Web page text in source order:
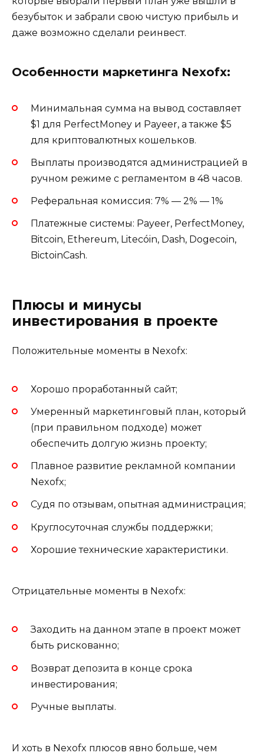
безубыток и забрали свою чистую прибыль и
даже возможно сделали реинвест.
Особенности маркетинга Nexofx:
Минимальная сумма на вывод составляет
$1 для PerfectMoney и Payeer, а также $5
для криптовалютных кошельков.
Выплаты производятся администрацией в
ручном режиме с регламентом в 48 часов.
Реферальная комиссия: 7% — 2% — 1%
Платежные системы: Payeer, PerfectMoney,
Bitcoin, Ethereum, Litecóin, Dash, Dogecoin,
BictoinCash.
Плюсы и минусы
инвестирования в проекте
Положительные моменты в Nexofx:
Хорошо проработанный сайт;
Умеренный маркетинговый план, который
(при правильном подходе) может
обеспечить долгую жизнь проекту;
Плавное развитие рекламной компании
Nexofx;
Судя по отзывам, опытная администрация;
Круглосуточная службы поддержки;
Хорошие технические характеристики.
Отрицательные моменты в Nexofx:
Заходить на данном этапе в проект может
быть рискованно;
Возврат депозита в конце срока
инвестирования;
Ручные выплаты.
И хоть в Nexofx плюсов явно больше, чем